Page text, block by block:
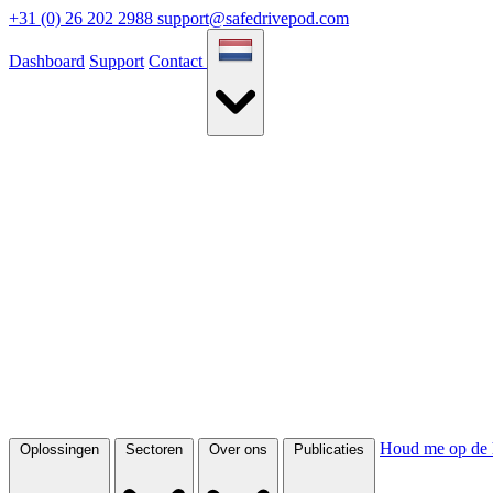
+31 (0) 26 202 2988 support@safedrivepod.com
Dashboard Support Contact
Oplossingen Sectoren Over ons Publicaties Houd me op de